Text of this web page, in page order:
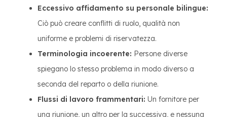
Eccessivo affidamento su personale bilingue:
Ciò può creare conflitti di ruolo, qualità non
uniforme e problemi di riservatezza.
Terminologia incoerente: Persone diverse
spiegano lo stesso problema in modo diverso a
seconda del reparto o della riunione.
Flussi di lavoro frammentari: Un fornitore per
una riunione, un altro per la successiva, e nessuna